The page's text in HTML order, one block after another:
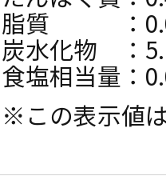
脂質 ：
炭水化物 ：
食塩相当量：
※この表示値